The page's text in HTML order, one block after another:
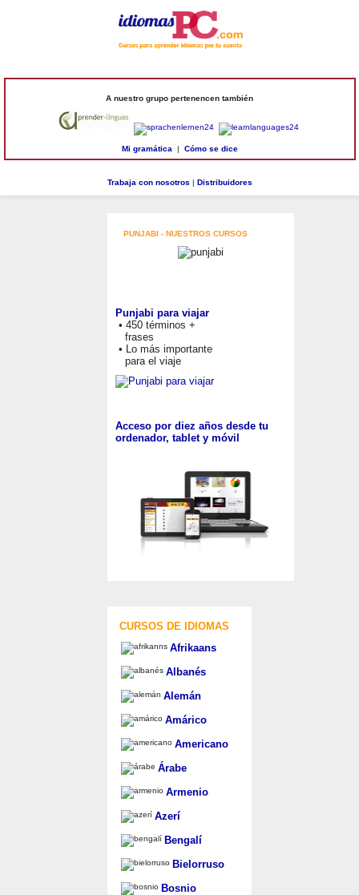
A nuestro grupo pertenencen también
Mi gramática | Cómo se dice
Trabaja con nosotros | Distribuidores
PUNJABI - NUESTROS CURSOS
Punjabi para viajar
• 450 términos +
frases
• Lo más importante
para el viaje
Acceso por diez años desde tu
ordenador, tablet y móvil
CURSOS DE IDIOMAS
Afrikaans
Albanés
Alemán
Amárico
Americano
Árabe
Armenio
Azerí
Bengalí
Bielorruso
Bosnio